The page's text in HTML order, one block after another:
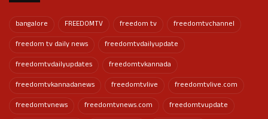
bangalore FREEDOMTV freedom tv
freedomtvchannel
freedom tv daily news
freedomtvdailyupdate
freedomtvdailyupdates
freedomtvkannada
freedomtvkannadanews
freedomtvlive
freedomtvlive.com
freedomtvnews
freedomtvnews.com
freedomtvupdate